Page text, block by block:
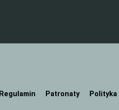
Regulamin Patronaty